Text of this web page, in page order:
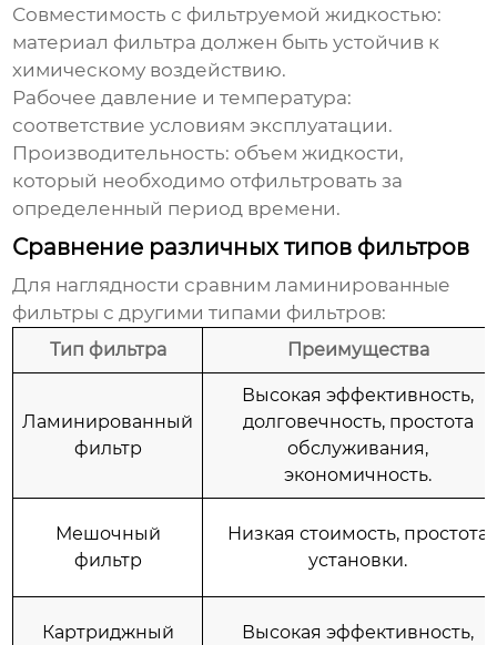
Совместимость с фильтруемой жидкостью:
материал фильтра должен быть устойчив к
химическому воздействию.
Рабочее давление и температура:
соответствие условиям эксплуатации.
Производительность: объем жидкости,
который необходимо отфильтровать за
определенный период времени.
Сравнение различных типов фильтров
Для наглядности сравнимламинированные
фильтры с другими типами фильтров:
Тип фильтра Преимущества
Ламинированный
фильтр
Высокая эффективность,
долговечность, простота
обслуживания,
экономичность.
Мешочный
фильтр
Низкая стоимость, простота
установки.
Картриджный
Высокая эффективность,